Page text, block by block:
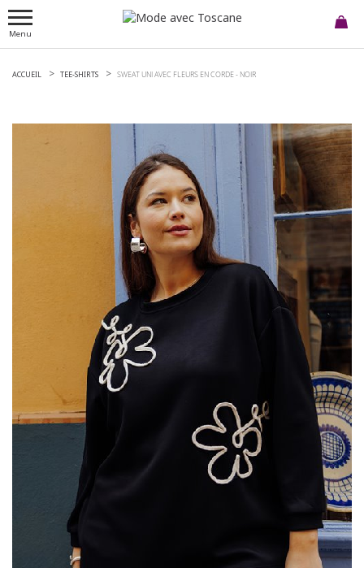
Menu
ACCUEIL TEE-SHIRTS SWEAT UNI AVEC FLEURS EN CORDE - NOIR